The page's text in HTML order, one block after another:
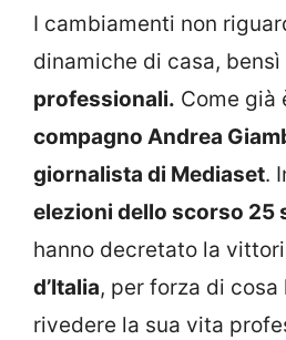
I cambiamenti non
dinamiche di casa,
professionali. Come già
compagno Andrea
giornalista di Mediaset.
elezioni dello scorso 25
hanno decretato la
d’Italia, per forza di cosa
rivedere la sua vita